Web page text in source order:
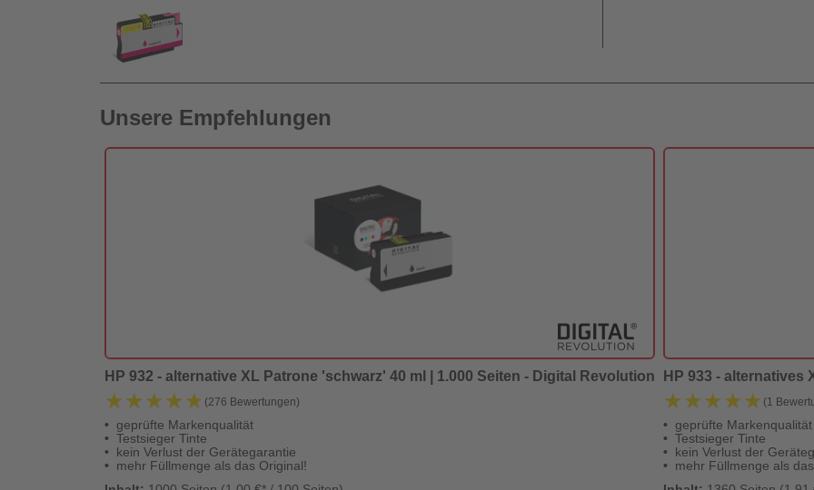
Unsere Empfehlungen
HP 932 - alternative XL Patrone 'schwarz' 40 ml | 1.000 Seiten - Digital Revolution
★★★★★
★★★★★ (276 Bewertungen)
geprüfte Markenqualität
Testsieger Tinte
kein Verlust der Gerätegarantie
mehr Füllmenge als das Original!
HP 933 -
★★★★★
★★★★★ (1
geprüfte Markenqualität
Testsieger Tinte
kein Verlust der
mehr Füllmenge als